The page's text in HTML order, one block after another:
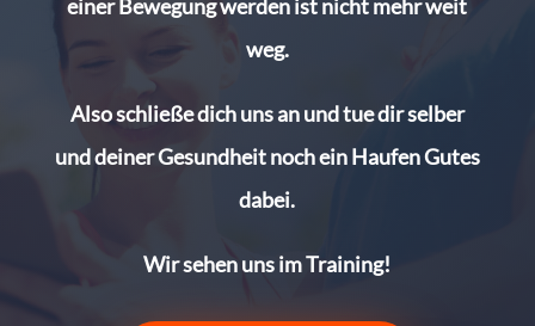
einer Bewegung werden ist nicht mehr weit
weg.
Also schließe dich uns an und tue dir selber
und deiner Gesundheit noch ein Haufen Gutes
dabei.
Wir sehen uns im Training!